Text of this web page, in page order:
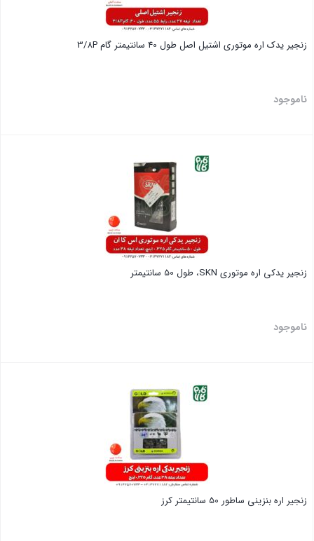
زنجیر یدک اره موتوری اشتیل اصل طول 40 سانتیمتر گام 3/8P
ناموجود
زنجیر یدکی اره موتوری SKN، طول 50 سانتیمتر
ناموجود
زنجیر اره بنزینی ساطور 50 سانتیمتر کرز